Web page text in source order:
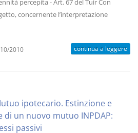
percepita - Art. 67 del Tuir Con
concernente l’interpretazione
2010 continua a leggere
ipotecario. Estinzione e
di un nuovo mutuo INPDAP:
passivi